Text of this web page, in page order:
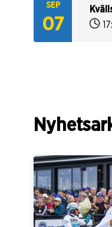
SEP
07